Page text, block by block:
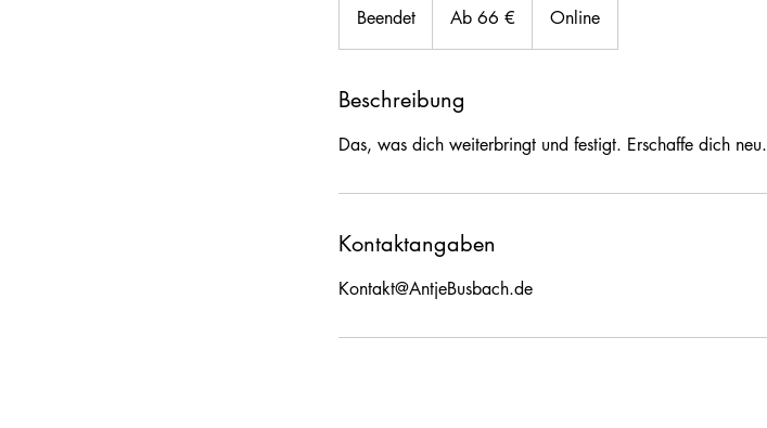
Beendet
e
n
e
EuroAb 66 € Online
Beschreibung
Das, was dich weiterbringt und festigt. Erschaffe dich neu.
Kontaktangaben
Kontakt@AntjeBusbach.de